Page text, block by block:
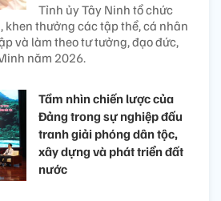
Tỉnh ủy Tây Ninh tổ chức
khen thưởng các tập thể, cá nhân
và làm theo tư tưởng, đạo đức,
năm 2026.
Tầm nhìn chiến lược của
Đảng trong sự nghiệp đấu
tranh giải phóng dân tộc,
xây dựng và phát triển đất
nước